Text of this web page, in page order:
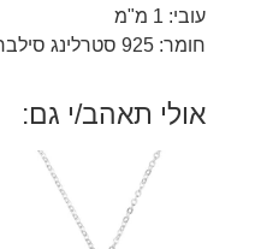
עובי: 1 מ"מ
חומר: 925 סטרלינג סילבר/ ציפוי זהב/רוז 18 קראט.
אולי תאהב/י גם: